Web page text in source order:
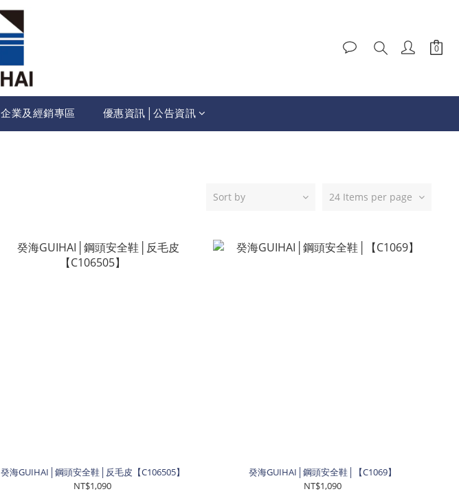
企業及經銷專區 優惠資訊│公告資訊
Sort by 24 Items per page
癸海GUIHAI│鋼頭安全鞋│反毛皮【C106505】
NT$1,090
癸海GUIHAI│鋼頭安全鞋│【C1069】
NT$1,090